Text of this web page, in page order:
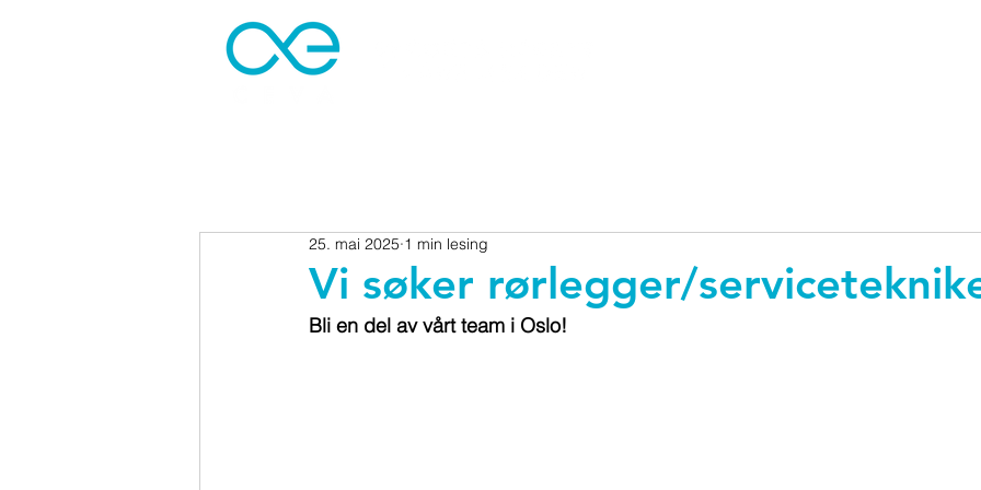
Vi søker rørlegger/
25. mai 2025 1 min lesing
Bli en del av vårt team i Oslo!